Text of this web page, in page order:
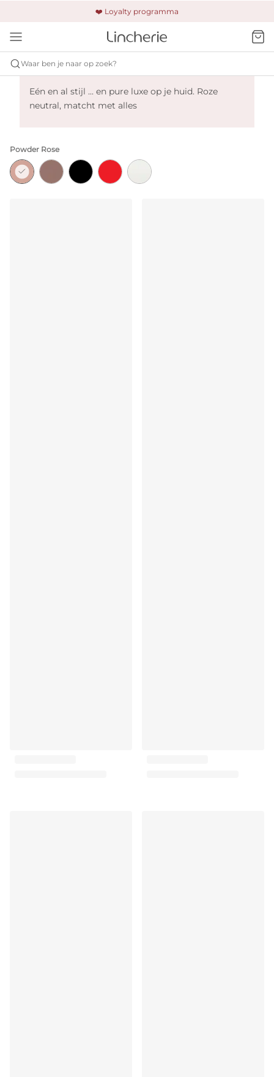
❤️ Loyalty programma
🚚 Gratis verzending & retour
🔒 Altijd veilig betalen
Waar ben je naar op zoek?
Marie Jo Louie - Powder Rose
Eén en al stijl ... en pure luxe op je huid. Roze
neutral, matcht met alles
Powder Rose